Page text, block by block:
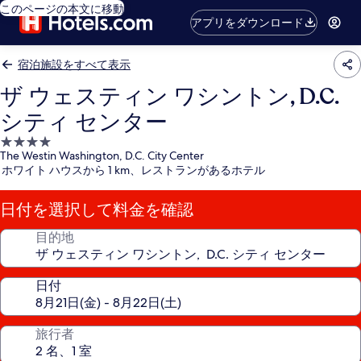
このページの本文に移動
アプリをダウンロード
宿泊施設をすべて表示
ザ ウェスティン ワシントン, D.C.
シティ センター
4.0
つ
星
宿
泊
施
The Westin Washington, D.C. City Center
ホワイト ハウスから 1 km、レストランがあるホテル
日付を選択して料金を確認
目的地
日付
旅行者